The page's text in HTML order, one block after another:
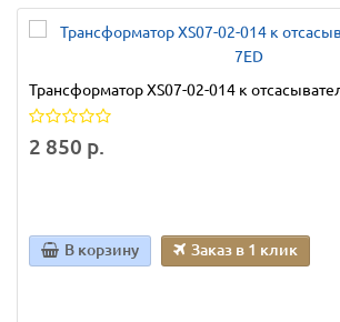
Трансформатор XS07-02-014 к
2 850 р.
В корзину Заказ в 1 клик